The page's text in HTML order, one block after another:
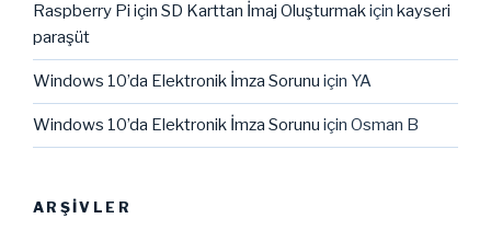
Raspberry Pi için SD Karttan İmaj Oluşturmakiçin kayseri
paraşüt
Windows 10’da Elektronik İmza Sorunu için YA
Windows 10’da Elektronik İmza Sorunu için Osman B
ARŞIVLER